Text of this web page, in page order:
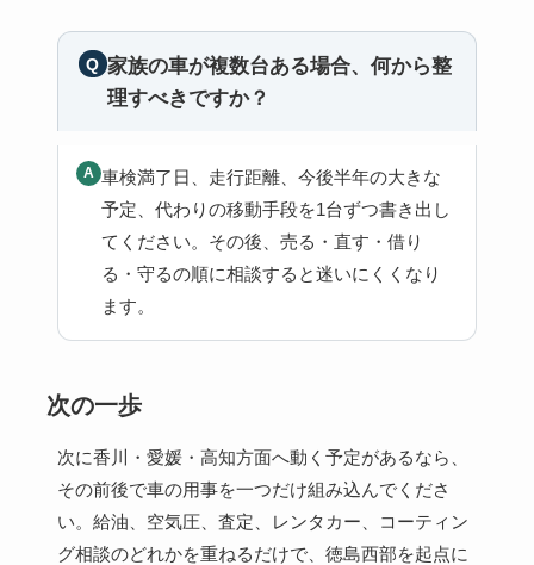
家族の車が複数台ある場合、何から整
理すべきですか？
車検満了日、走行距離、今後半年の大きな
予定、代わりの移動手段を1台ずつ書き出し
てください。その後、売る・直す・借り
る・守るの順に相談すると迷いにくくなり
ます。
次の一歩
次に香川・愛媛・高知方面へ動く予定があるなら、
その前後で車の用事を一つだけ組み込んでくださ
い。給油、空気圧、査定、レンタカー、コーティン
グ相談のどれかを重ねるだけで、徳島西部を起点に